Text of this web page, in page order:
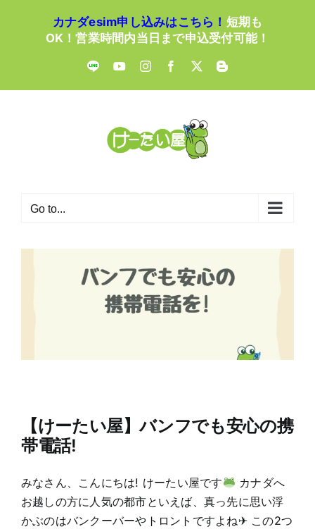
カナダesim申し込みはこちら！ 短期も
OK！営業時間内当日まで申込受付可能！
LINE YouTubeInstagramFacebook
X Blogger
Go to...
【けーたい屋】バンフでも安心の携
帯電話!
みなさん、こんにちは! けーたい屋です
カナダへ
お越しの方に人気の都市といえば、真っ先に思い浮
かぶのはバンクーバーやトロントですよね✈ この2つ